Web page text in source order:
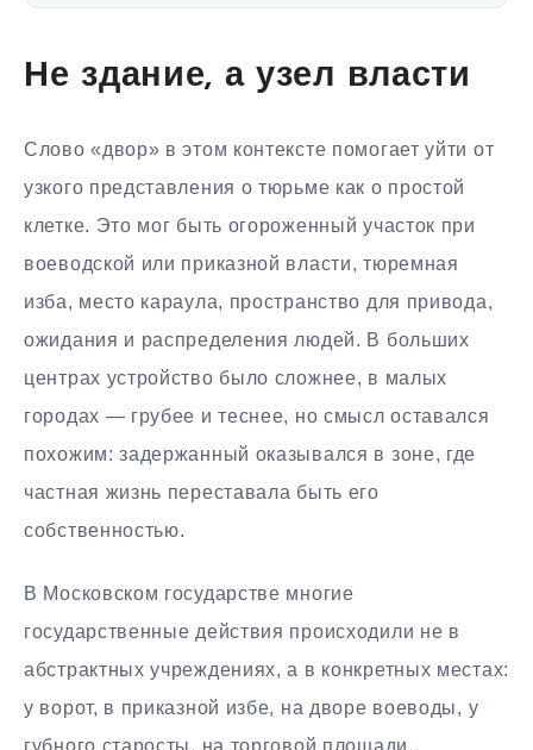
Не здание, а узел власти
Слово «двор» в этом контексте помогает уйти от
узкого представления о тюрьме как о простой
клетке. Это мог быть огороженный участок при
воеводской или приказной власти, тюремная
изба, место караула, пространство для привода,
ожидания и распределения людей. В больших
центрах устройство было сложнее, в малых
городах — грубее и теснее, но смысл оставался
похожим: задержанный оказывался в зоне, где
частная жизнь переставала быть его
собственностью.
В Московском государстве многие
государственные действия происходили не в
абстрактных учреждениях, а в конкретных местах:
у ворот, в приказной избе, на дворе воеводы, у
губного старосты, на торговой площади.